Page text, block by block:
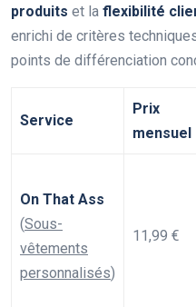
produits et la flexibilité
enrichi de critères
points de différenciation
Service
Prix
mensuel
On That Ass
(Sous-
vêtements
personnalisés)
11,99 €